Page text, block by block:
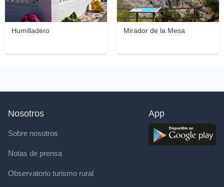
Humilladero Mirador de la Mesa
Nosotros
Sobre nosotros
Notas de prensa
Observatorio turismo rural
App